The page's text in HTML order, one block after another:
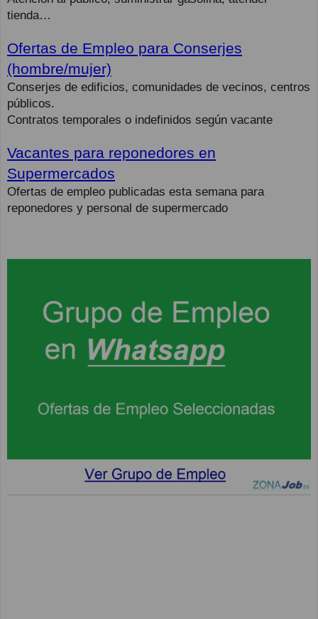
tienda…
Ofertas de Empleo para Conserjes
(hombre/mujer)
Conserjes de edificios, comunidades de vecinos, centros
públicos.
Contratos temporales o indefinidos según vacante
Vacantes para reponedores en
Supermercados
Ofertas de empleo publicadas esta semana para
reponedores y personal de supermercado